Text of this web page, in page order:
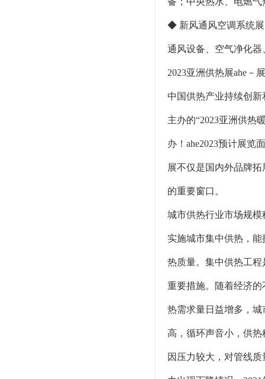
◆ 新风通风空调系统展
通风设备、空气净化
2023亚洲供热展ahe－
中国供热产业持续创
主办的“2023亚洲供热
办！ahe2023预计展览
展不仅是国内外品牌
的重要窗口。
城市供热行业市场规模
实施城市集中供热，
热质量。集中供热工
重要措施。随着经济
热需求量日益增多，
高，循环声音小，供
因压力较大，对管线